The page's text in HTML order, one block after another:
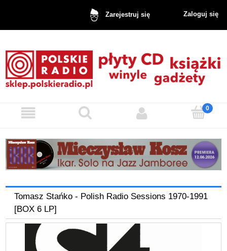
Zarejestruj się Zaloguj się
Tomasz Stańko - Polish Radio Sessions 1970-1991
[BOX 6 LP]